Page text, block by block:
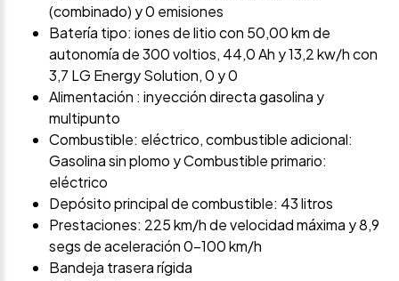
(combinado) y 0 emisiones
Batería tipo: iones de litio con 50,00 km de
autonomía de 300 voltios, 44,0 Ah y 13,2 kw/h con
3,7 LG Energy Solution, 0 y 0
Alimentación : inyección directa gasolina y
multipunto
Combustible: eléctrico, combustible adicional:
Gasolina sin plomo y Combustible primario:
eléctrico
Depósito principal de combustible: 43 litros
Prestaciones: 225 km/h de velocidad máxima y 8,9
segs de aceleración 0-100 km/h
Bandeja trasera rígida